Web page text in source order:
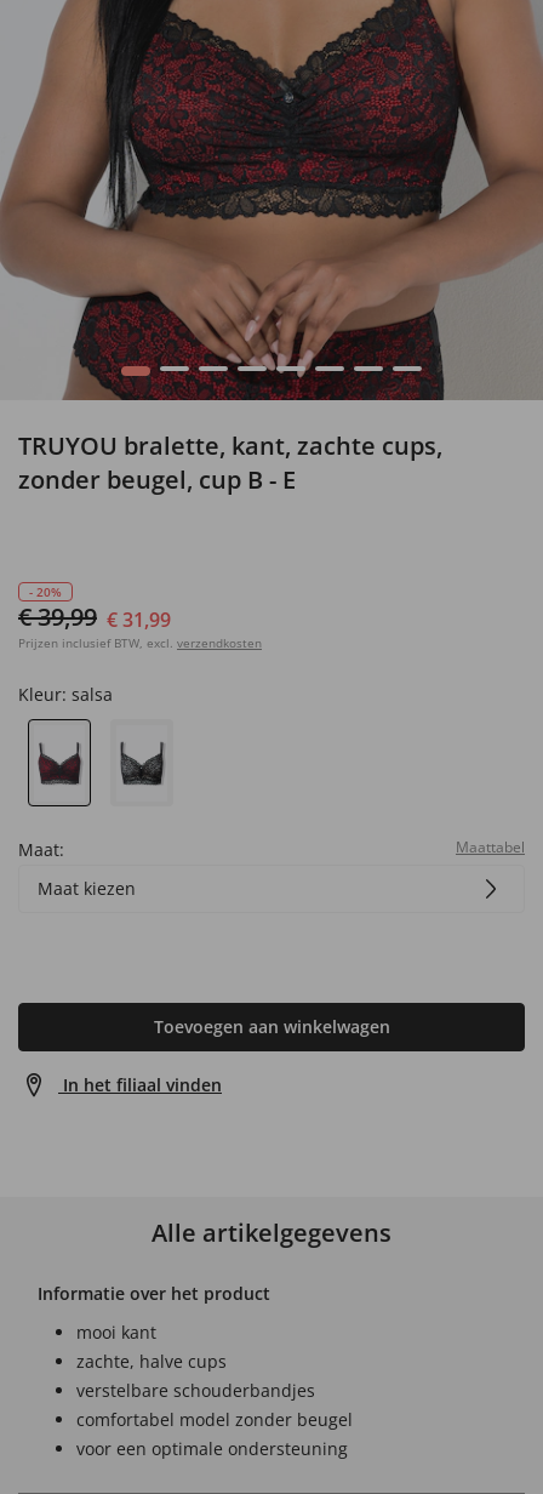
1 2 3 4 5 6 7 8
TRUYOU bralette, kant, zachte cups,
zonder beugel, cup B - E
- 20%
€ 39,99 € 31,99
Prijzen inclusief BTW, excl. verzendkosten
Kleur: salsa
Maat: Maattabel
Maat kiezen
Toevoegen aan winkelwagen
In het filiaal vinden
Alle artikelgegevens
Informatie over het product
mooi kant
zachte, halve cups
verstelbare schouderbandjes
comfortabel model zonder beugel
voor een optimale ondersteuning